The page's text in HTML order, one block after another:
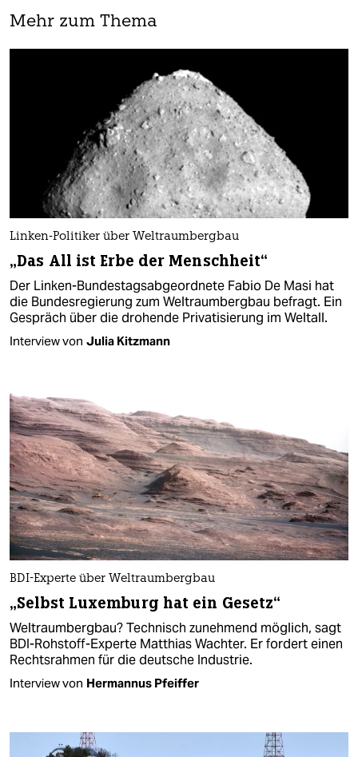
Mehr zum Thema
Linken-Politiker über Weltraumbergbau
„Das All ist Erbe der Menschheit“
Der Linken-Bundestagsabgeordnete Fabio De Masi hat
die Bundesregierung zum Weltraumbergbau befragt. Ein
Gespräch über die drohende Privatisierung im Weltall.
Interview von Julia Kitzmann
BDI-Experte über Weltraumbergbau
„Selbst Luxemburg hat ein Gesetz“
Weltraumbergbau? Technisch zunehmend möglich, sagt
BDI-Rohstoff-Experte Matthias Wachter. Er fordert einen
Rechtsrahmen für die deutsche Industrie.
Interview von Hermannus Pfeiffer